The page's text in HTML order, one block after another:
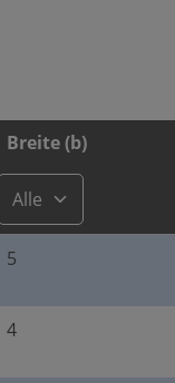
Leschhorn 6885 A
Breite (b)
5
4